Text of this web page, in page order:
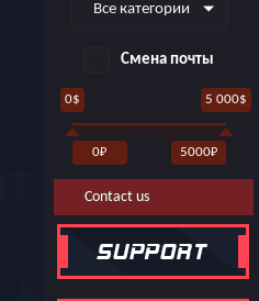
Все категории
Смена почты
0$ 5 000$
0₽ 5000₽
Contact us